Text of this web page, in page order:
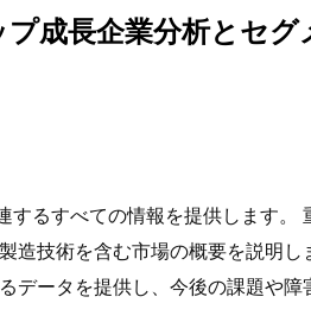
成長企業分析とセ
するすべての情報を提供します
造技術を含む市場の概要を説明
ータを提供し、今後の課題や障